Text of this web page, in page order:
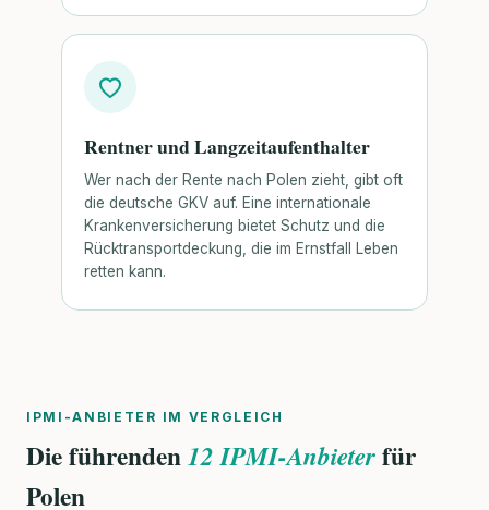
Rentner und Langzeitaufenthalter
Wer nach der Rente nach Polen zieht, gibt oft
die deutsche GKV auf. Eine internationale
Krankenversicherung bietet Schutz und die
Rücktransportdeckung, die im Ernstfall Leben
retten kann.
IPMI-ANBIETER IM VERGLEICH
Die führenden12 IPMI-Anbieterfür
Polen